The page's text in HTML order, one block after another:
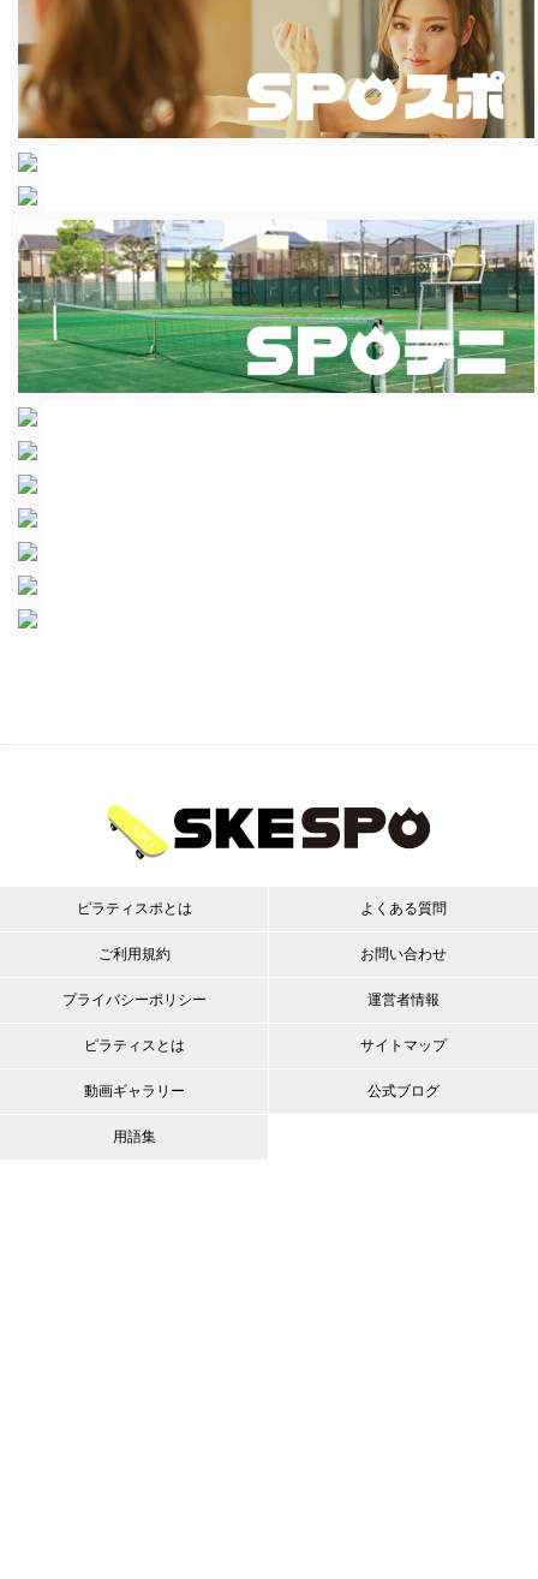
ピラティスポとは
ご利用規約
プライバシーポリシー
ピラティスとは
動画ギャラリー
用語集
よくある質問
お問い合わせ
運営者情報
サイトマップ
公式ブログ